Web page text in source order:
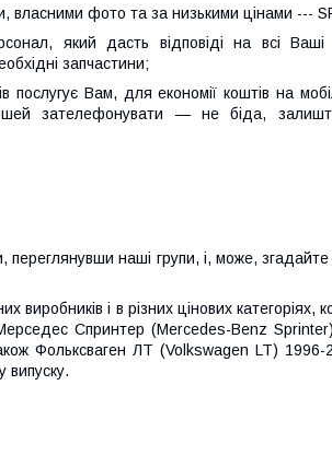
власними фото та за низькими цінами ---
який дасть відповіді на всі
запчастини;
послугує Вам, для економії коштів на
зателефонувати — не біда,
переглянувши наші групи, і, може,
виробників і в різних цінових
Спринтер (Mercedes-Benz
Фольксваген ЛТ (Volkswagen LT) 1996-
випуску.